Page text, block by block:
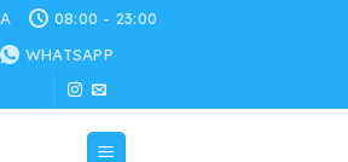
08:00 - 23:00
WHATSAPP